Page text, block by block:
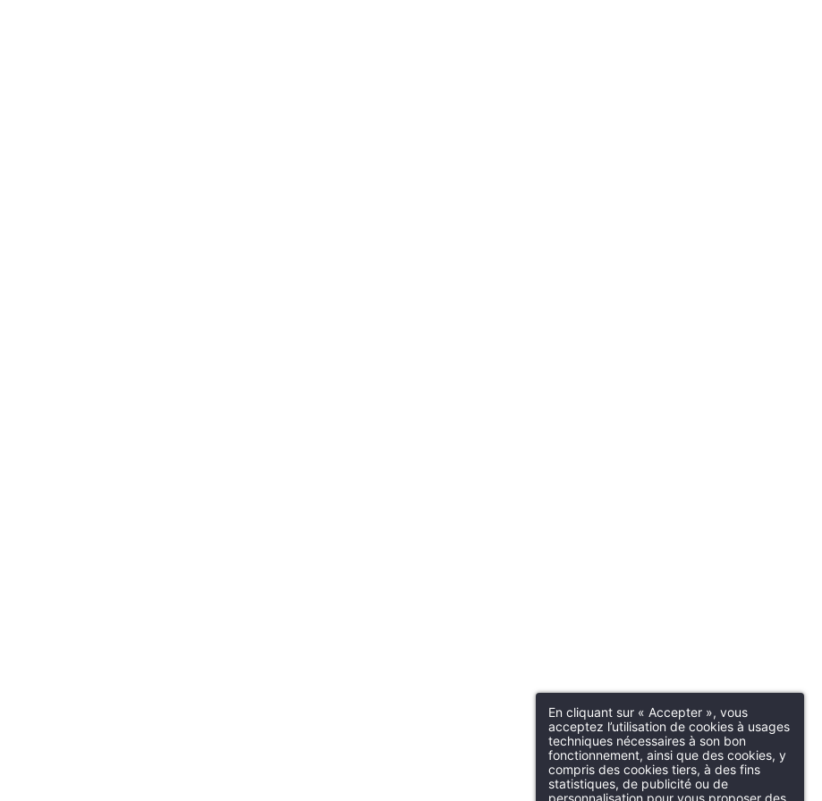
En cliquant sur « Accepter », vous
acceptez l’utilisation de cookies à usages
techniques nécessaires à son bon
fonctionnement, ainsi que des cookies, y
compris des cookies tiers, à des fins
statistiques, de publicité ou de
personnalisation pour vous proposer des